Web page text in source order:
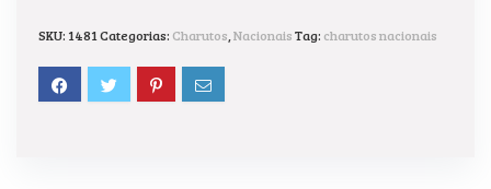
SKU: 1481Categorias: Charutos NacionaisTag: charutos nacionais